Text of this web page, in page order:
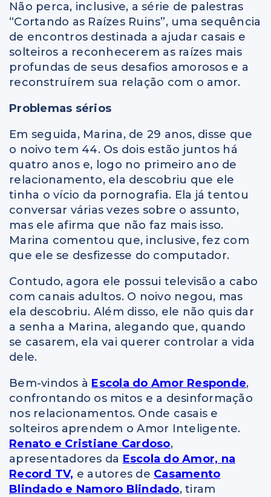
Não perca, inclusive, a série de palestras
“Cortando as Raízes Ruins”, uma sequência
de encontros destinada a ajudar casais e
solteiros a reconhecerem as raízes mais
profundas de seus desafios amorosos e a
reconstruírem sua relação com o amor.
Problemas sérios
Em seguida, Marina, de 29 anos, disse que
o noivo tem 44. Os dois estão juntos há
quatro anos e, logo no primeiro ano de
relacionamento, ela descobriu que ele
tinha o vício da pornografia. Ela já tentou
conversar várias vezes sobre o assunto,
mas ele afirma que não faz mais isso.
Marina comentou que, inclusive, fez com
que ele se desfizesse do computador.
Contudo, agora ele possui televisão a cabo
com canais adultos. O noivo negou, mas
ela descobriu. Além disso, ele não quis dar
a senha a Marina, alegando que, quando
se casarem, ela vai querer controlar a vida
dele.
Bem-vindos à Escola do Amor Responde,
confrontando os mitos e a desinformação
nos relacionamentos. Onde casais e
solteiros aprendem o Amor Inteligente.
Renato e Cristiane Cardoso,
apresentadores da Escola do Amor, na
Record TV, e autores de Casamento
Blindado e Namoro Blindado, tiram